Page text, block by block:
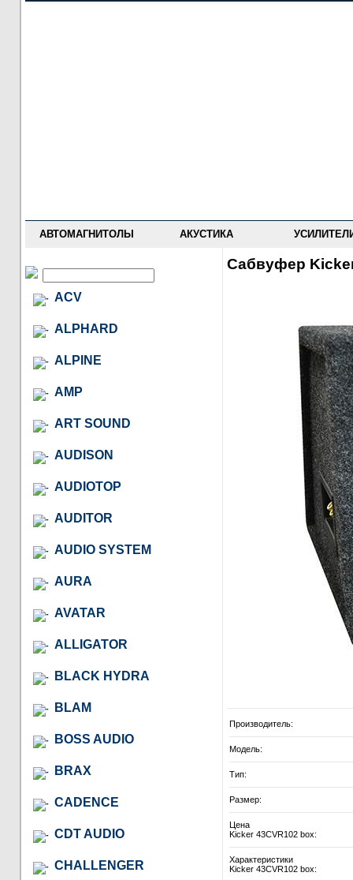
АВТОМАГНИТОЛЫ АКУСТИКА
ACV
ALPHARD
ALPINE
AMP
ART SOUND
AUDISON
AUDIOTOP
AUDITOR
AUDIO SYSTEM
AURA
AVATAR
ALLIGATOR
BLACK HYDRA
BLAM
BOSS AUDIO
BRAX
CADENCE
CDT AUDIO
CHALLENGER
Сабвуфер
Производитель:
Модель:
Тип:
Размер:
Цена
Kicker 43CVR102 box:
Характеристики
Kicker 43CVR102 box: